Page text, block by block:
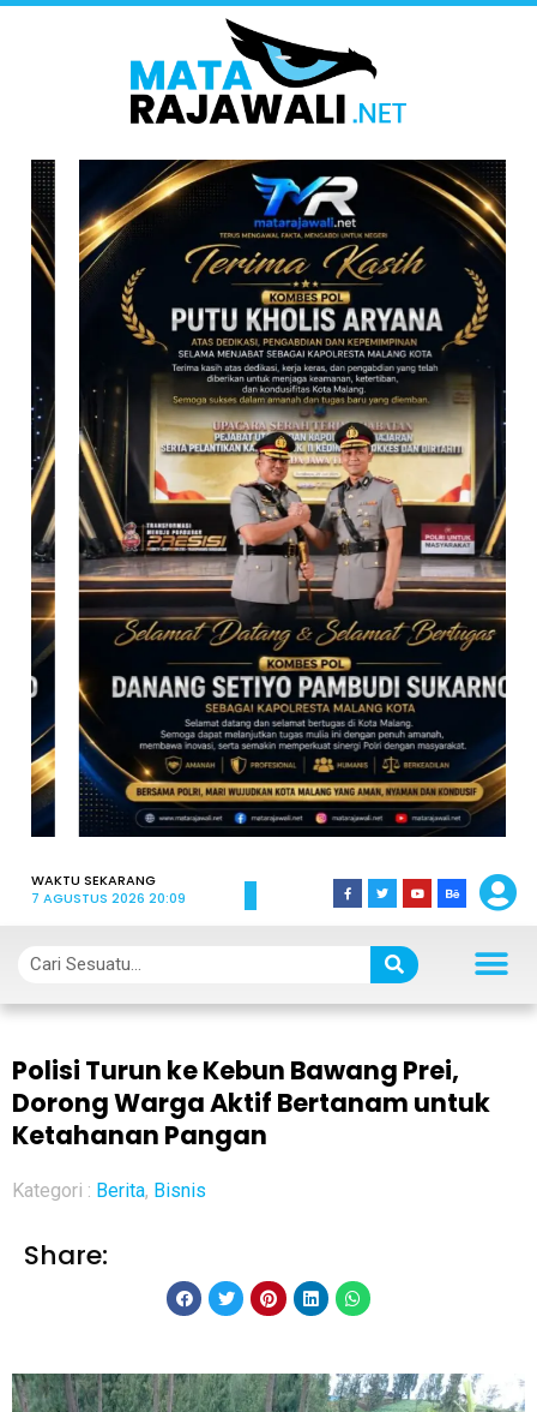
WAKTU SEKARANG
7 AGUSTUS 2026 20:09
Polisi Turun ke Kebun Bawang Prei,
Dorong Warga Aktif Bertanam untuk
Ketahanan Pangan
Kategori : Berita, Bisnis
Share: